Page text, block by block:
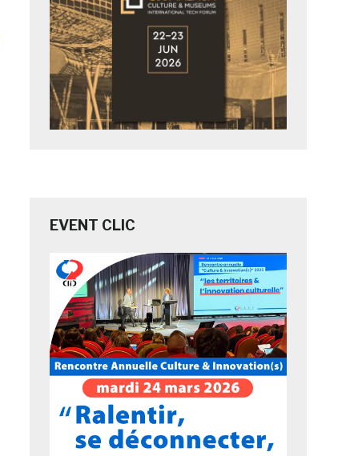
EVENT CLIC